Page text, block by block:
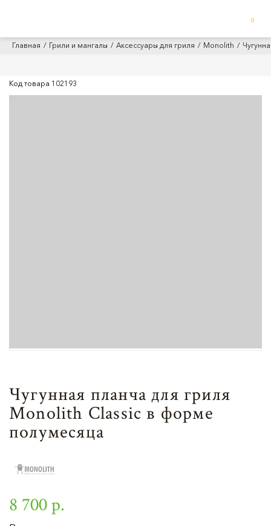
0
Главная Грили и мангалы Аксессуары для гриля Monolith
Код товара 102193
Чугунная планча для гриля
Monolith Classic в форме
полумесяца
8 700 р.